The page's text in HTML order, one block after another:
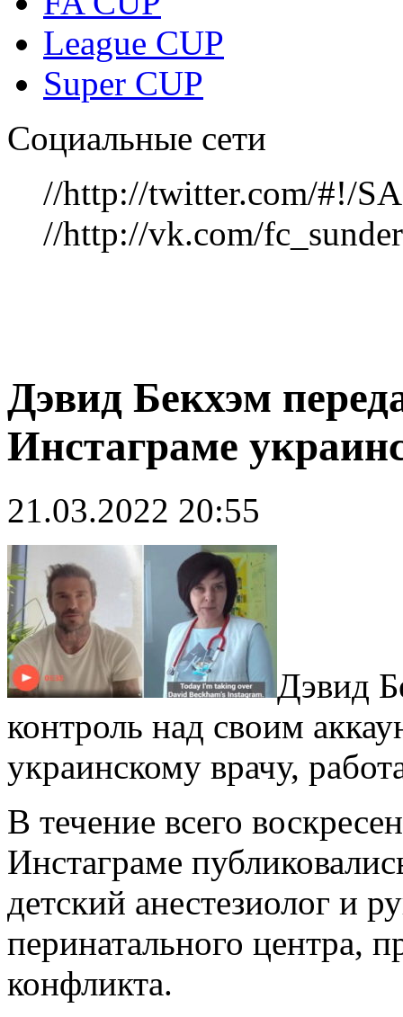
League CUP
Super CUP
Социальные сети
//http://twitter.com/#!/
//http://vk.com/
Дэвид Бекхэм
Инстаграме
21.03.2022 20:55
Дэвид
контроль над своим
украинскому врачу,
В течение всего
Инстаграме
детский анестезиолог и
перинатального центра,
конфликта.